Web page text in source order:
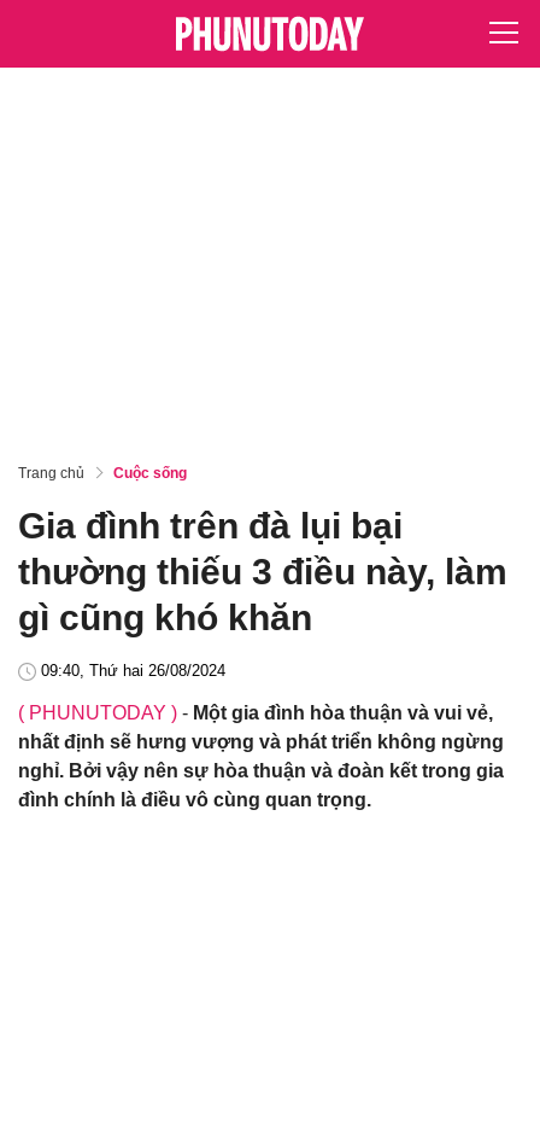
Trang chủ Cuộc sống
Gia đình trên đà lụi bại
thường thiếu 3 điều này, làm
gì cũng khó khăn
09:40, Thứ hai 26/08/2024
( PHUNUTODAY ) - Một gia đình hòa thuận và vui vẻ,
nhất định sẽ hưng vượng và phát triển không ngừng
nghỉ. Bởi vậy nên sự hòa thuận và đoàn kết trong gia
đình chính là điều vô cùng quan trọng.